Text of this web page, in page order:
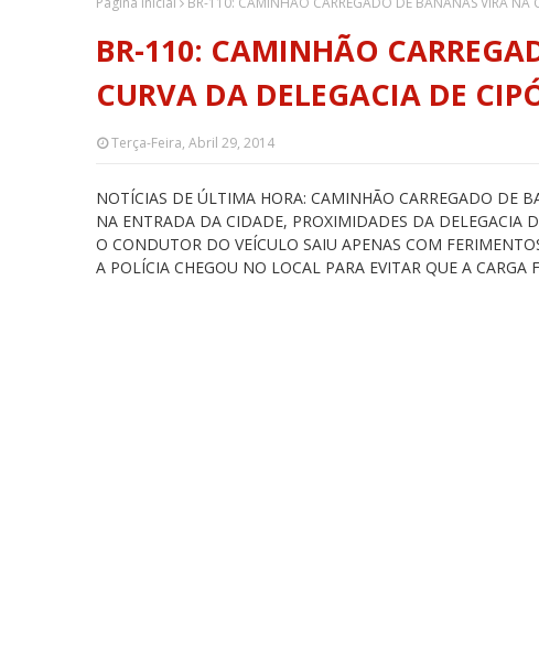
BR-110: CAMINHÃO
CURVA DA DELEGACIA DE
Terça-Feira, Abril 29, 2014
NOTÍCIAS DE ÚLTIMA HORA: CAMINHÃO CARREGADO DE
NA ENTRADA DA CIDADE, PROXIMIDADES DA DELEGACIA
O CONDUTOR DO VEÍCULO SAIU APENAS COM
A POLÍCIA CHEGOU NO LOCAL PARA EVITAR QUE A CARGA